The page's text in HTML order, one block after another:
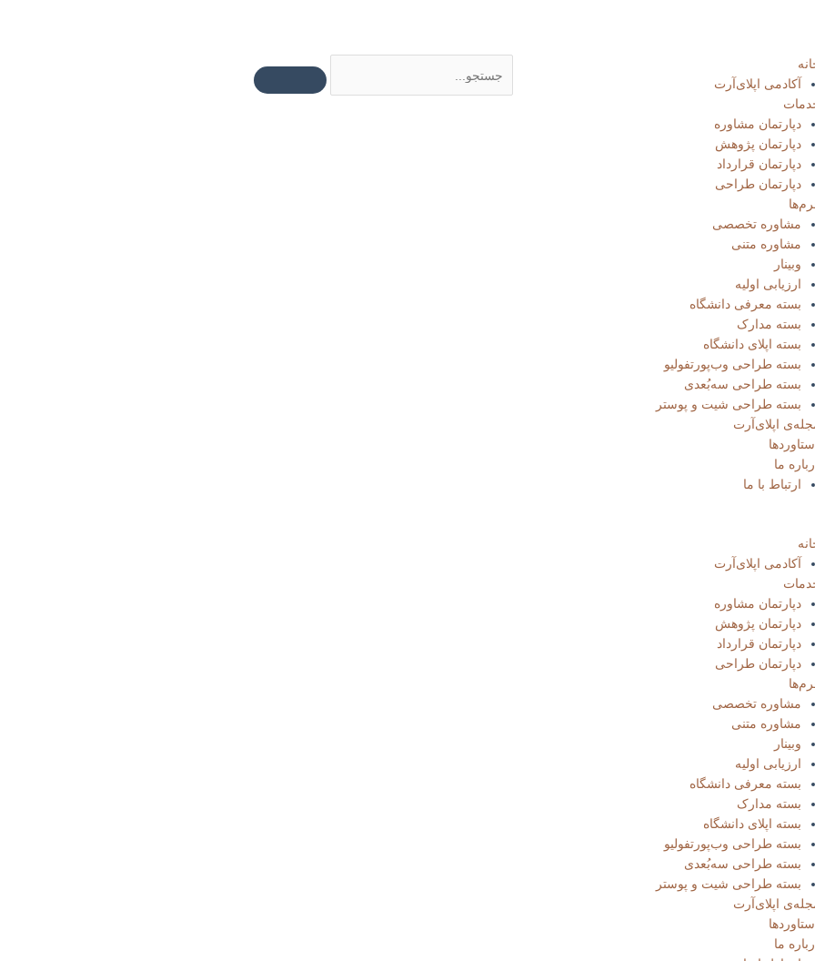
آکادمی اپلای‌آرت
دپارتمان مشاوره
دپارتمان پژوهش
دپارتمان قرارداد
دپارتمان طراحی
مشاوره تخصصی
مشاوره متنی
وبینار
ارزیابی اولیه
بسته معرفی دانشگاه
بسته مدارک
بسته‌ اپلای دانشگاه
بسته طراحی وب‌پورتفولیو​
بسته طراحی سه‌بُعدی
بسته طراحی شیت و پوستر
اپلای‌آرت
ما
ارتباط با ما
آکادمی اپلای‌آرت
دپارتمان مشاوره
دپارتمان پژوهش
دپارتمان قرارداد
دپارتمان طراحی
مشاوره تخصصی
مشاوره متنی
وبینار
ارزیابی اولیه
بسته معرفی دانشگاه
بسته مدارک
بسته‌ اپلای دانشگاه
بسته طراحی وب‌پورتفولیو​
بسته طراحی سه‌بُعدی
بسته طراحی شیت و پوستر
اپلای‌آرت
ما